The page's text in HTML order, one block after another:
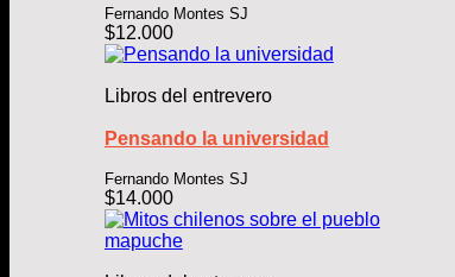
Fernando Montes SJ
$12.000
Libros del entrevero
Pensando la universidad
Fernando Montes SJ
$14.000